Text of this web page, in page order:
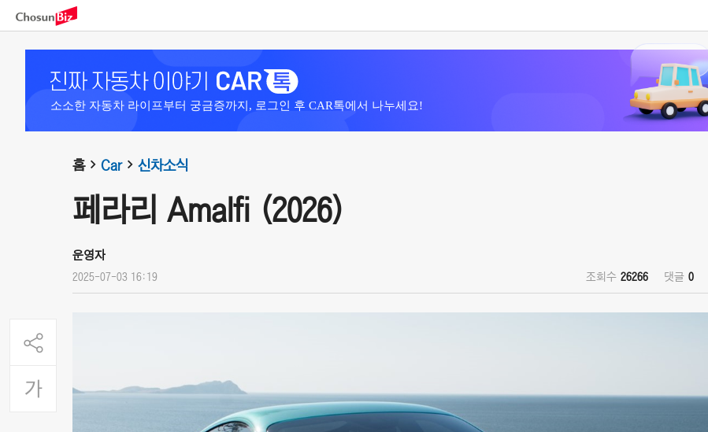
소소한 자동차 라이프부터 궁금증까지, 로그인 후 CAR톡에서 나누세요!
홈 Car 신차소식
페라리 Amalfi (2026)
운영자
2025-07-03 16:19 조회수 26266 댓글 0